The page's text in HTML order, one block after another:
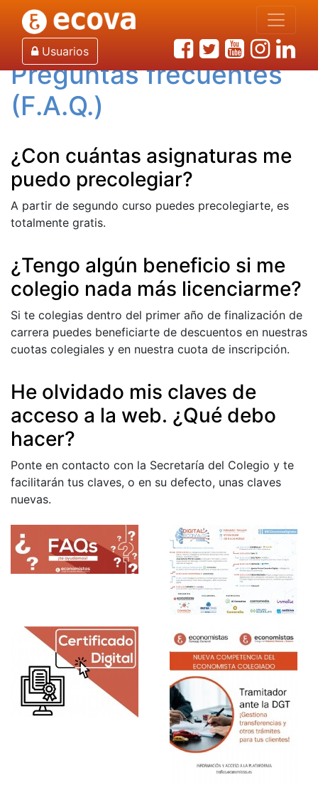
Usuarios
Inicio F.A.Q.
Preguntas frecuentes
(F.A.Q.)
¿Con cuántas asignaturas me
puedo precolegiar?
A partir de segundo curso puedes precolegiarte, es
totalmente gratis.
¿Tengo algún beneficio si me
colegio nada más licenciarme?
Si te colegias dentro del primer año de finalización de
carrera puedes beneficiarte de descuentos en nuestras
cuotas colegiales y en nuestra cuota de inscripción.
He olvidado mis claves de
acceso a la web. ¿Qué debo
hacer?
Ponte en contacto con la Secretaría del Colegio y te
facilitarán tus claves, o en su defecto, unas claves
nuevas.